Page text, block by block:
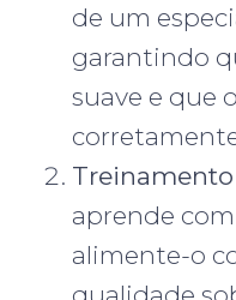
de um
garantindo
suave e que
aprende
alimente-o